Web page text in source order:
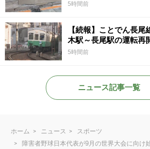
5時間前
【続報】ことでん長
木駅～長尾駅の運転再
5時間前
ニュース記事一覧
ホーム ニュース
スポーツ
障害者野球日本代表が9月の世界大会に向